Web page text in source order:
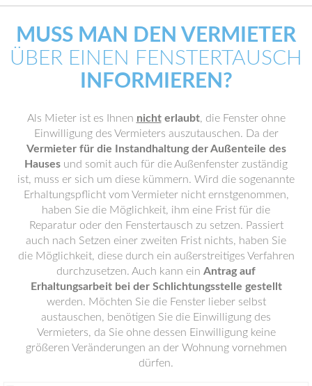
MUSS MAN DEN VERMIETER
ÜBER EINEN FENSTERTAUSCH
INFORMIEREN?
Als Mieter ist es Ihnen nichterlaubt, die Fenster ohne
Einwilligung des Vermieters auszutauschen. Da der
Vermieter für die Instandhaltung der Außenteile des
Hauses und somit auch für die Außenfenster zuständig
ist, muss er sich um diese kümmern. Wird die sogenannte
Erhaltungspflicht vom Vermieter nicht ernstgenommen,
haben Sie die Möglichkeit, ihm eine Frist für die
Reparatur oder den Fenstertausch zu setzen. Passiert
auch nach Setzen einer zweiten Frist nichts, haben Sie
die Möglichkeit, diese durch ein außerstreitiges Verfahren
durchzusetzen. Auch kann ein Antrag auf
Erhaltungsarbeit bei der Schlichtungsstelle gestellt
werden. Möchten Sie die Fenster lieber selbst
austauschen, benötigen Sie die Einwilligung des
Vermieters, da Sie ohne dessen Einwilligung keine
größeren Veränderungen an der Wohnung vornehmen
dürfen.